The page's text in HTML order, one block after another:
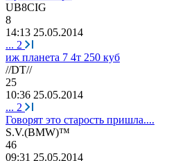
UB8CIG
8
14:13 25.05.2014
... 2
иж планета 7 4т 250 куб
//DT//
25
10:36 25.05.2014
... 2
Говорят это старость пришла....
S.V.(BMW)™
46
09:31 25.05.2014